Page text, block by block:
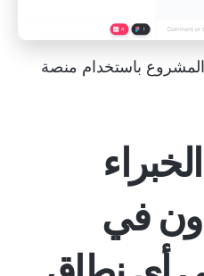
المشروع باستخدام منصة
في